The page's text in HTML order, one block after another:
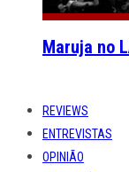
Maruja no
REVIEWS
ENTREVISTAS
OPINIÃO